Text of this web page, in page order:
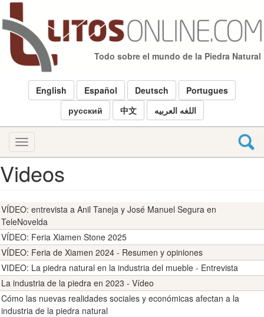
Pasar
al
contenido
principal
Todo sobre el mundo de la Piedra Natural
English Español Deutsch
Portugues
русский
中文 اللغه العربيه
Toggle
navigation
Videos
VÍDEO: entrevista a Anil Taneja y José Manuel Segura en
TeleNovelda
VÍDEO: Feria Xiamen Stone 2025
VÍDEO: Feria de Xiamen 2024 - Resumen y opiniones
VIDEO: La piedra natural en la industria del mueble - Entrevista
La industria de la piedra en 2023 - Vídeo
Cómo las nuevas realidades sociales y económicas afectan a la
industria de la piedra natural